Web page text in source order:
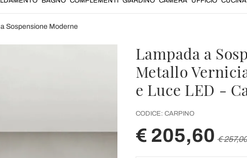
Sospensione Moderne
Lampada a
Metallo
e Luce LED -
CODICE: CARPINO
€ 205,60 € 257,00